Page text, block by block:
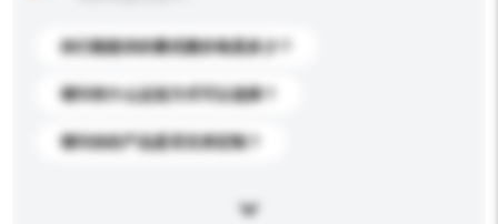
你们能提供的最优惠价格是多少？
请问有什么运送方式可以选择？
请问你的产品是否支持定制？